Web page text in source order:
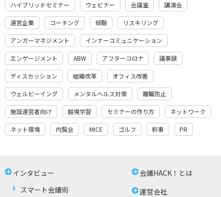
ハイブリッドセミナー ウェビナー 会議室 講演会
運営企業 コーチング 傾聴 リスキリング
アンガーマネジメント インナーコミュニケーション
エンゲージメント ABW アフターコロナ 議事録
ディスカッション 組織改革 オフィス改善
ウェルビーイング メンタルヘルス対策 離職防止
施設運営者向け 越境学習 セミナーの作り方 ネットワーク
ネット環境 内覧会 MICE ゴルフ 幹事 PR
インタビュー
スマート会議術
会議HACK！とは
運営会社